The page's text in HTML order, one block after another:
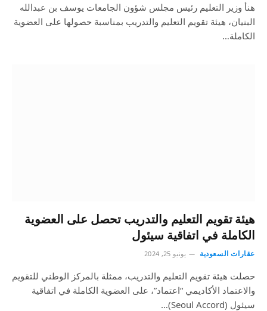
هنأ وزير التعليم رئيس مجلس شؤون الجامعات يوسف بن عبدالله
البنيان، هيئة تقويم التعليم والتدريب بمناسبة حصولها على العضوية
الكاملة…
هيئة تقويم التعليم والتدريب تحصل على العضوية
الكاملة في اتفاقية سيئول
عقارات السعودية يونيو 25, 2024
حصلت هيئة تقويم التعليم والتدريب، ممثلة بالمركز الوطني للتقويم
والاعتماد الأكاديمي “اعتماد”، على العضوية الكاملة في اتفاقية
سيئول (Seoul Accord)…